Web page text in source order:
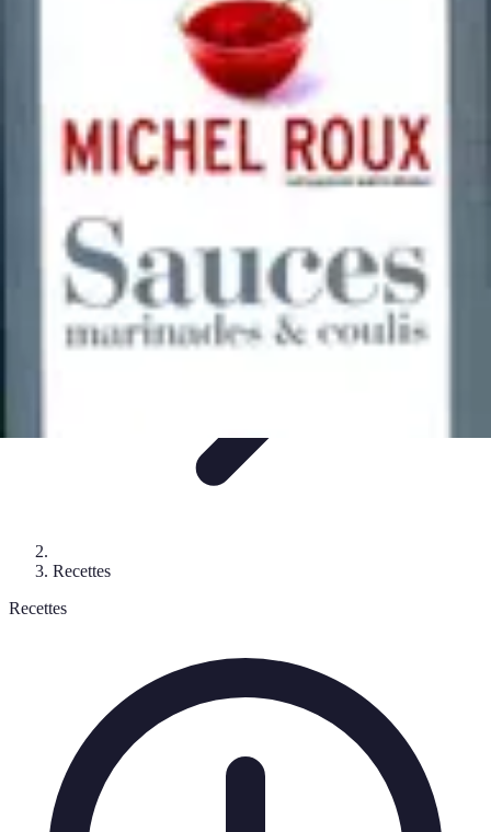
Achat et SélectionAchat et conservation
Poissons Frais
Recettes
Recettes